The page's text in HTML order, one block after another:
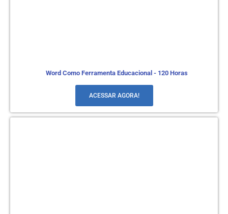
Word Como Ferramenta Educacional - 120 Horas
ACESSAR AGORA!